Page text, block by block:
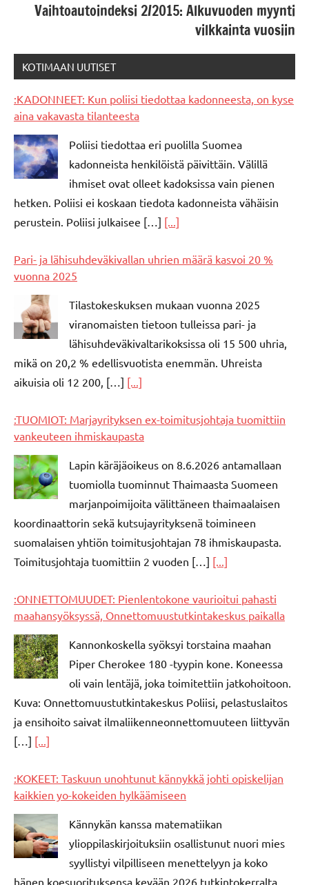
Vaihtoautoindeksi 2/2015: Alkuvuoden myynti
vilkkainta vuosiin
KOTIMAAN UUTISET
:KADONNEET: Kun poliisi tiedottaa kadonneesta, on kyse
aina vakavasta tilanteesta
Poliisi tiedottaa eri puolilla Suomea
kadonneista henkilöistä päivittäin. Välillä
ihmiset ovat olleet kadoksissa vain pienen
hetken. Poliisi ei koskaan tiedota kadonneista vähäisin
perustein. Poliisi julkaisee […] [...]
Pari- ja lähisuhdeväkivallan uhrien määrä kasvoi 20 %
vuonna 2025
Tilastokeskuksen mukaan vuonna 2025
viranomaisten tietoon tulleissa pari- ja
lähisuhdeväkivaltarikoksissa oli 15 500 uhria,
mikä on 20,2 % edellisvuotista enemmän. Uhreista
aikuisia oli 12 200, […] [...]
:TUOMIOT: Marjayrityksen ex-toimitusjohtaja tuomittiin
vankeuteen ihmiskaupasta
Lapin käräjäoikeus on 8.6.2026 antamallaan
tuomiolla tuominnut Thaimaasta Suomeen
marjanpoimijoita välittäneen thaimaalaisen
koordinaattorin sekä kutsujayrityksenä toimineen
suomalaisen yhtiön toimitusjohtajan 78 ihmiskaupasta.
Toimitusjohtaja tuomittiin 2 vuoden […] [...]
:ONNETTOMUUDET: Pienlentokone vaurioitui pahasti
maahansyöksyssä, Onnettomuustutkintakeskus paikalla
Kannonkoskella syöksyi torstaina maahan
Piper Cherokee 180 -tyypin kone. Koneessa
oli vain lentäjä, joka toimitettiin jatkohoitoon.
Kuva: Onnettomuustutkintakeskus Poliisi, pelastuslaitos
ja ensihoito saivat ilmaliikenneonnettomuuteen liittyvän
[…] [...]
:KOKEET: Taskuun unohtunut kännykkä johti opiskelijan
kaikkien yo-kokeiden hylkäämiseen
Kännykän kanssa matematiikan
ylioppilaskirjoituksiin osallistunut nuori mies
syyllistyi vilpilliseen menettelyyn ja koko
hänen koesuorituksensa kevään 2026 tutkintokerralta